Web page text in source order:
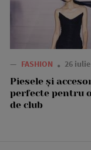
— FASHION 26
Piesele și
perfecte pentru
de club